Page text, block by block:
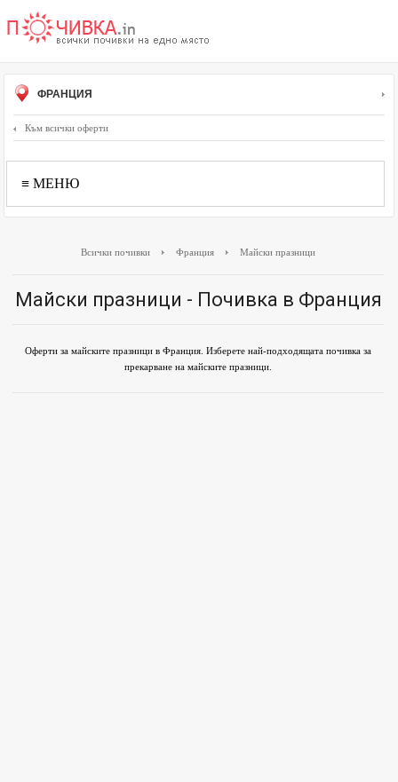
ФРАНЦИЯ
Към всички оферти
≡ МЕНЮ
Всички почивки Франция Майски празници
Майски празници - Почивка в Франция
Оферти за майските празници в Франция. Изберете най-подходящата почивка за
прекарване на майските празници.